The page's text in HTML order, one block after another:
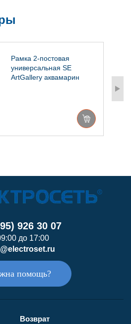
Рамка 2-постовая
универсальная SE
ArtGallery аквамарин
926 30 07
до 17:00
помощь?
Возврат